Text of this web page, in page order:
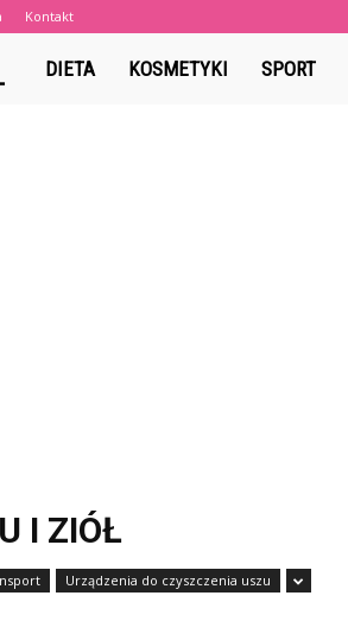
Kontakt
dobrenawyki.pl
DIETA KOSMETYKI SPORT
I ZIÓŁ
Urządzenia do czyszczenia uszu